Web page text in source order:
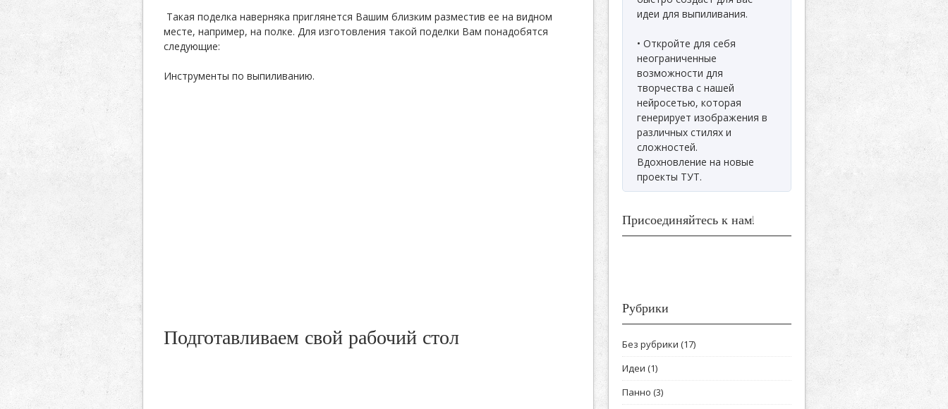
Такая поделка наверняка приглянется Вашим близким разместив ее на видном
месте, например, на полке. Для изготовления такой поделки Вам понадобятся
следующие:
Инструменты по выпиливанию.
Подготавливаем свой рабочий стол
идеи для выпиливания.
• Откройте для себя
неограниченные
возможности для
творчества с нашей
нейросетью, которая
генерирует изображения в
различных стилях и
сложностей.
Вдохновление на новые
проекты ТУТ.
Присоединяйтесь к нам!
Рубрики
Без рубрики (17)
Идеи (1)
Панно (3)